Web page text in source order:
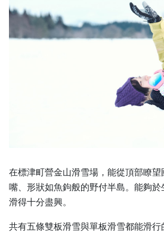
在標津町營金山滑雪場，能從頂部瞭
嘴、形狀如魚鉤般的野付半島。能夠
滑得十分盡興。
共有五條雙板滑雪與單板滑雪都能滑